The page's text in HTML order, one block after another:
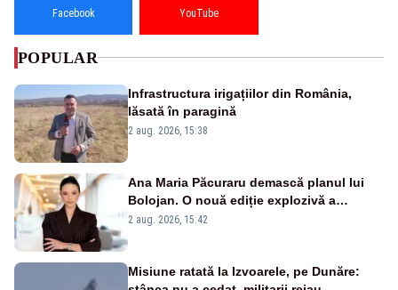
Facebook YouTube
POPULAR
Infrastructura irigațiilor din România,
lăsată în paragină
2 aug. 2026, 15:38
Ana Maria Păcuraru demască planul lui
Bolojan. O nouă ediție explozivă a
emisiunii „Miza Zilei” la Realitatea PLUS
2 aug. 2026, 15:42
Misiune ratată la Izvoarele, pe Dunăre: